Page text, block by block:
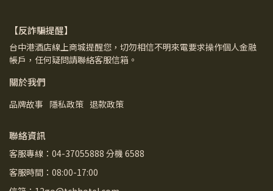
【反詐騙提醒】
台中港酒店線上商城提醒您，切勿相信不明來電要求操作個人金融
帳戶，任何疑問請聯絡客服信箱。
關於我們
品牌故事 隱私政策 退款政策
聯絡資訊
客服專線：04-37055888 分機 6588
客服時間：08:00-17:00